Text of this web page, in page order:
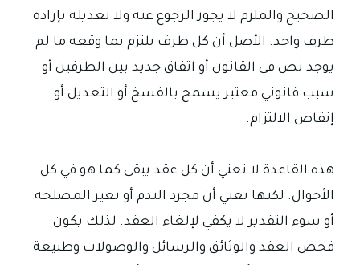
الصحيح والملزم لا يجوز الرجوع عنه ولا تعديله بإرادة
طرف واحد. الأصل أن كل طرف يلتزم بما وقعه ما لم
يوجد نص في القانون أو اتفاق جديد بين الطرفين أو
سبب قانوني معتبر يسمح بالفسخ أو التعديل أو
إنقاص الالتزام.
هذه القاعدة لا تعني أن كل عقد يبقى كما هو في كل
الأحوال. لكنها تعني أن مجرد الندم أو تغير المصلحة
أو سوء التقدير لا يكفي لإلغاء العقد. لذلك يكون
فحص العقد والوثائق والرسائل والوصولات وطبيعة